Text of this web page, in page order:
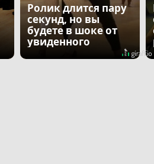
Ролик длится пару
секунд, но вы
будете в шоке от
увиденного